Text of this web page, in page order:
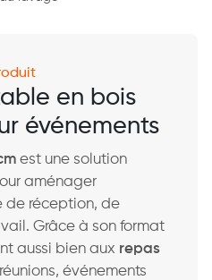
en bois
événements
est une solution
aménager
de réception, de
Grâce à son format
aussi bien aux repas
événements